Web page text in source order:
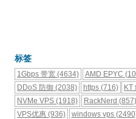
标签
1Gbps 带宽 (4634) AMD EPYC
DDoS 防御 (2038) https(716) KT
NVMe VPS (1918) RackNerd (857)
VPS优惠 (936) windows vps